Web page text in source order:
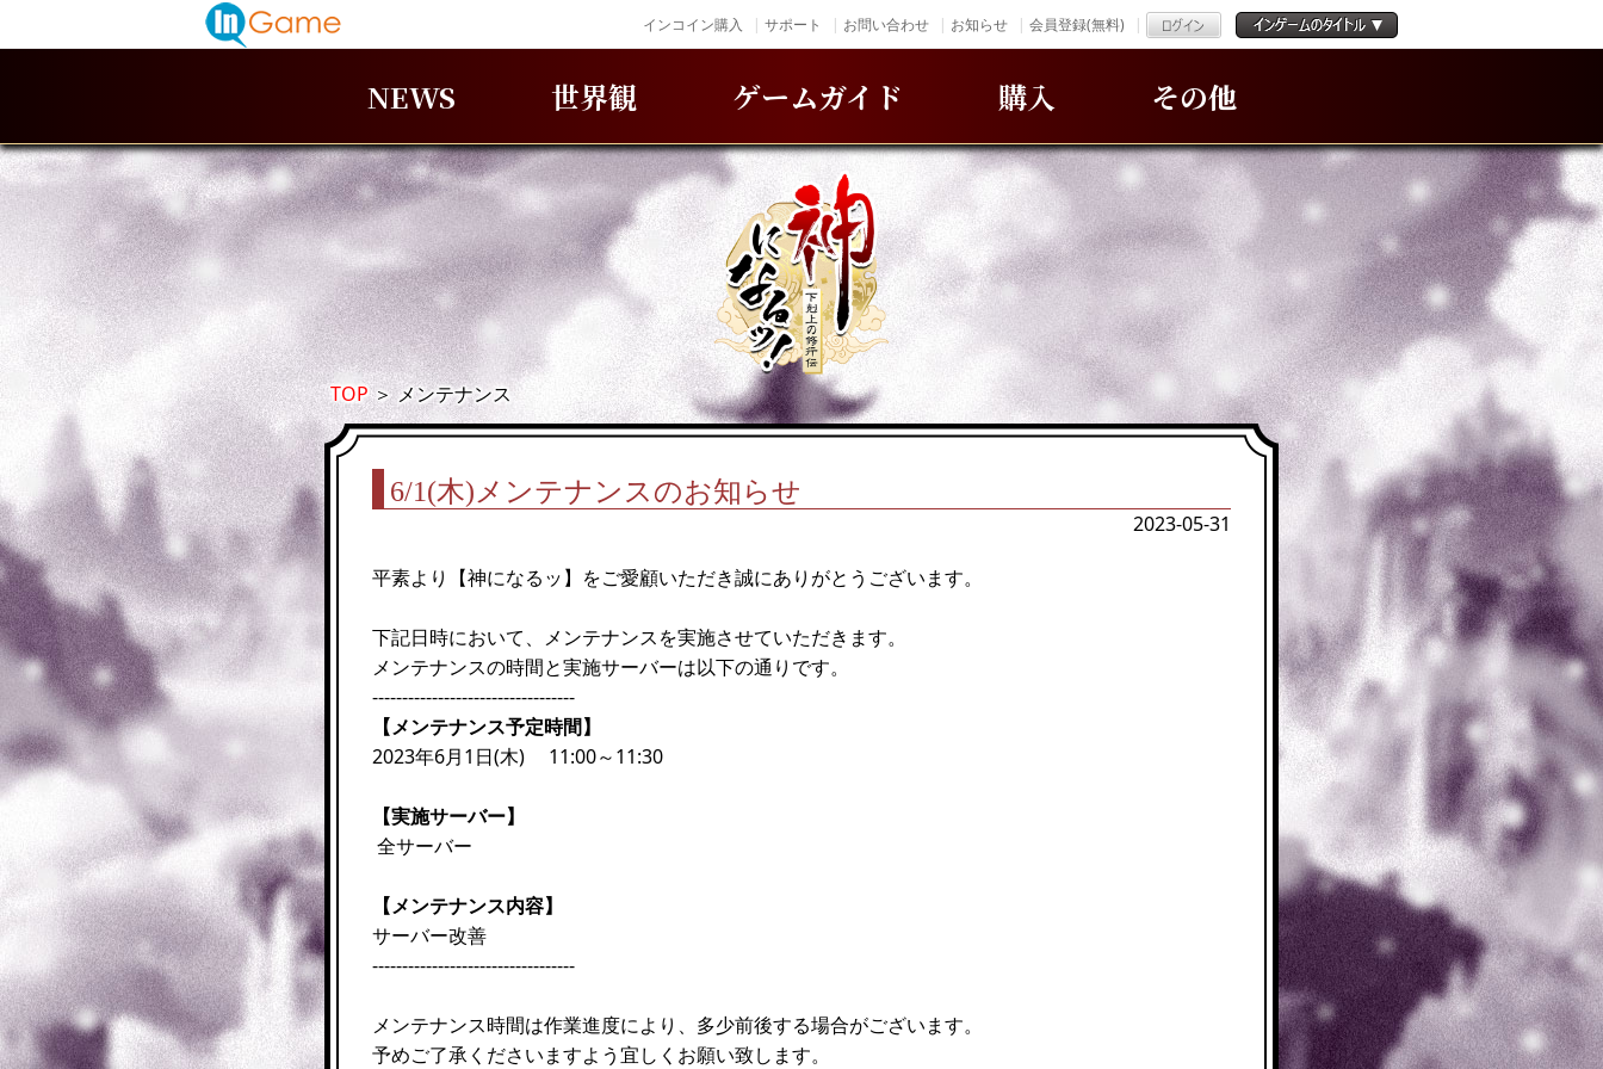
インコイン購入 サポート お問い合わせ お知らせ 会員登録(無料)
NEWS 世界観 ゲームガイド 購入 その他
TOP＞メンテナンス
6/1(木)メンテナンスのお知らせ
2023-05-31
平素より【神になるッ】をご愛顧いただき誠にありがとうございます。
下記日時において、メンテナンスを実施させていただきます。
メンテナンスの時間と実施サーバーは以下の通りです。
----------------------------------
【メンテナンス予定時間】
2023年6月1日(木) 11:00～11:30
【実施サーバー】
全サーバー
【メンテナンス内容】
サーバー改善
----------------------------------
メンテナンス時間は作業進度により、多少前後する場合がございます。
予めご了承くださいますよう宜しくお願い致します。